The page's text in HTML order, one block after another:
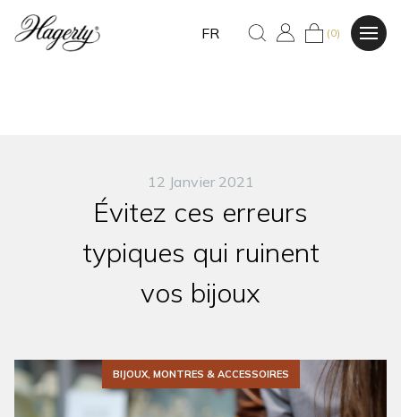
FR (0)
12 Janvier 2021
Évitez ces erreurs
typiques qui ruinent
vos bijoux
BIJOUX, MONTRES & ACCESSOIRES